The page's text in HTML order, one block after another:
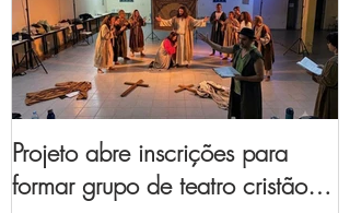
Projeto abre inscrições para
formar grupo de teatro cristão